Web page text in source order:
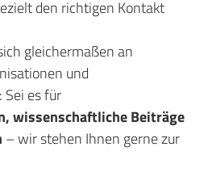
den richtigen Kontakt
gleichermaßen an
und
es für
wissenschaftliche Beiträge
– wir stehen Ihnen gerne zur